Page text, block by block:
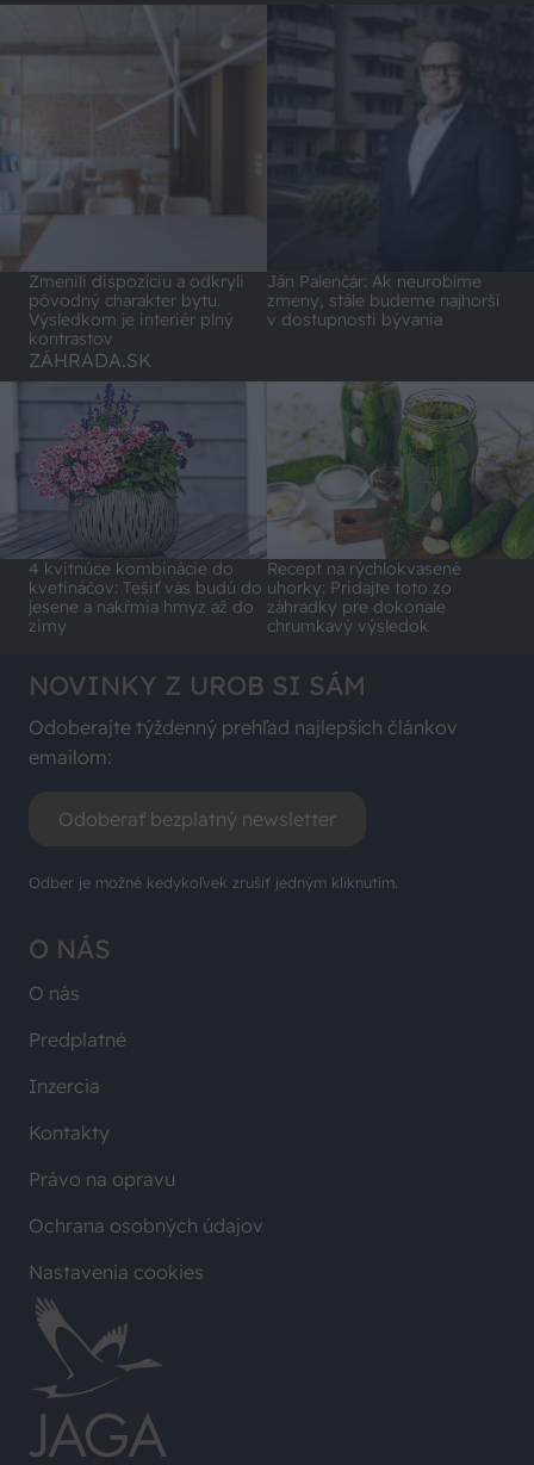
Zmenili dispozíciu a odkryli
pôvodný charakter bytu.
Výsledkom je interiér plný
kontrastov
Ján Palenčár: Ak neurobíme
zmeny, stále budeme najhorší
v dostupnosti bývania
ZÁHRADA.SK
4 kvitnúce kombinácie do
kvetináčov: Tešiť vás budú do
jesene a nakŕmia hmyz až do
zimy
Recept na rýchlokvasené
uhorky: Pridajte toto zo
záhradky pre dokonale
chrumkavý výsledok
O NÁS
O nás
Predplatné
Inzercia
Kontakty
Právo na opravu
Ochrana osobných údajov
Nastavenia cookies
NOVINKY Z UROB SI SÁM
Odoberajte týždenný prehľad najlepších článkov
emailom:
Odoberať bezplatný newsletter
Odber je možné kedykoľvek zrušiť jedným kliknutím.